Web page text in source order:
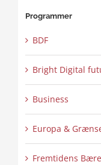
Programmer
BDF
Bright Digital
Business
Europa &
Fremtidens